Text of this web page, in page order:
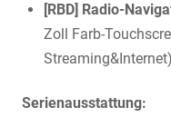
[RBD] Radio-
Zoll Farb-
Streaming&Internet)
Serienausstattung: